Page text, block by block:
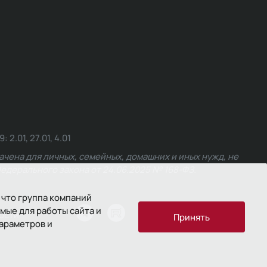
группа компаний
для работы сайта и
и
Принять
27.01, 4.01
для личных, семейных, домашних и иных нужд, не